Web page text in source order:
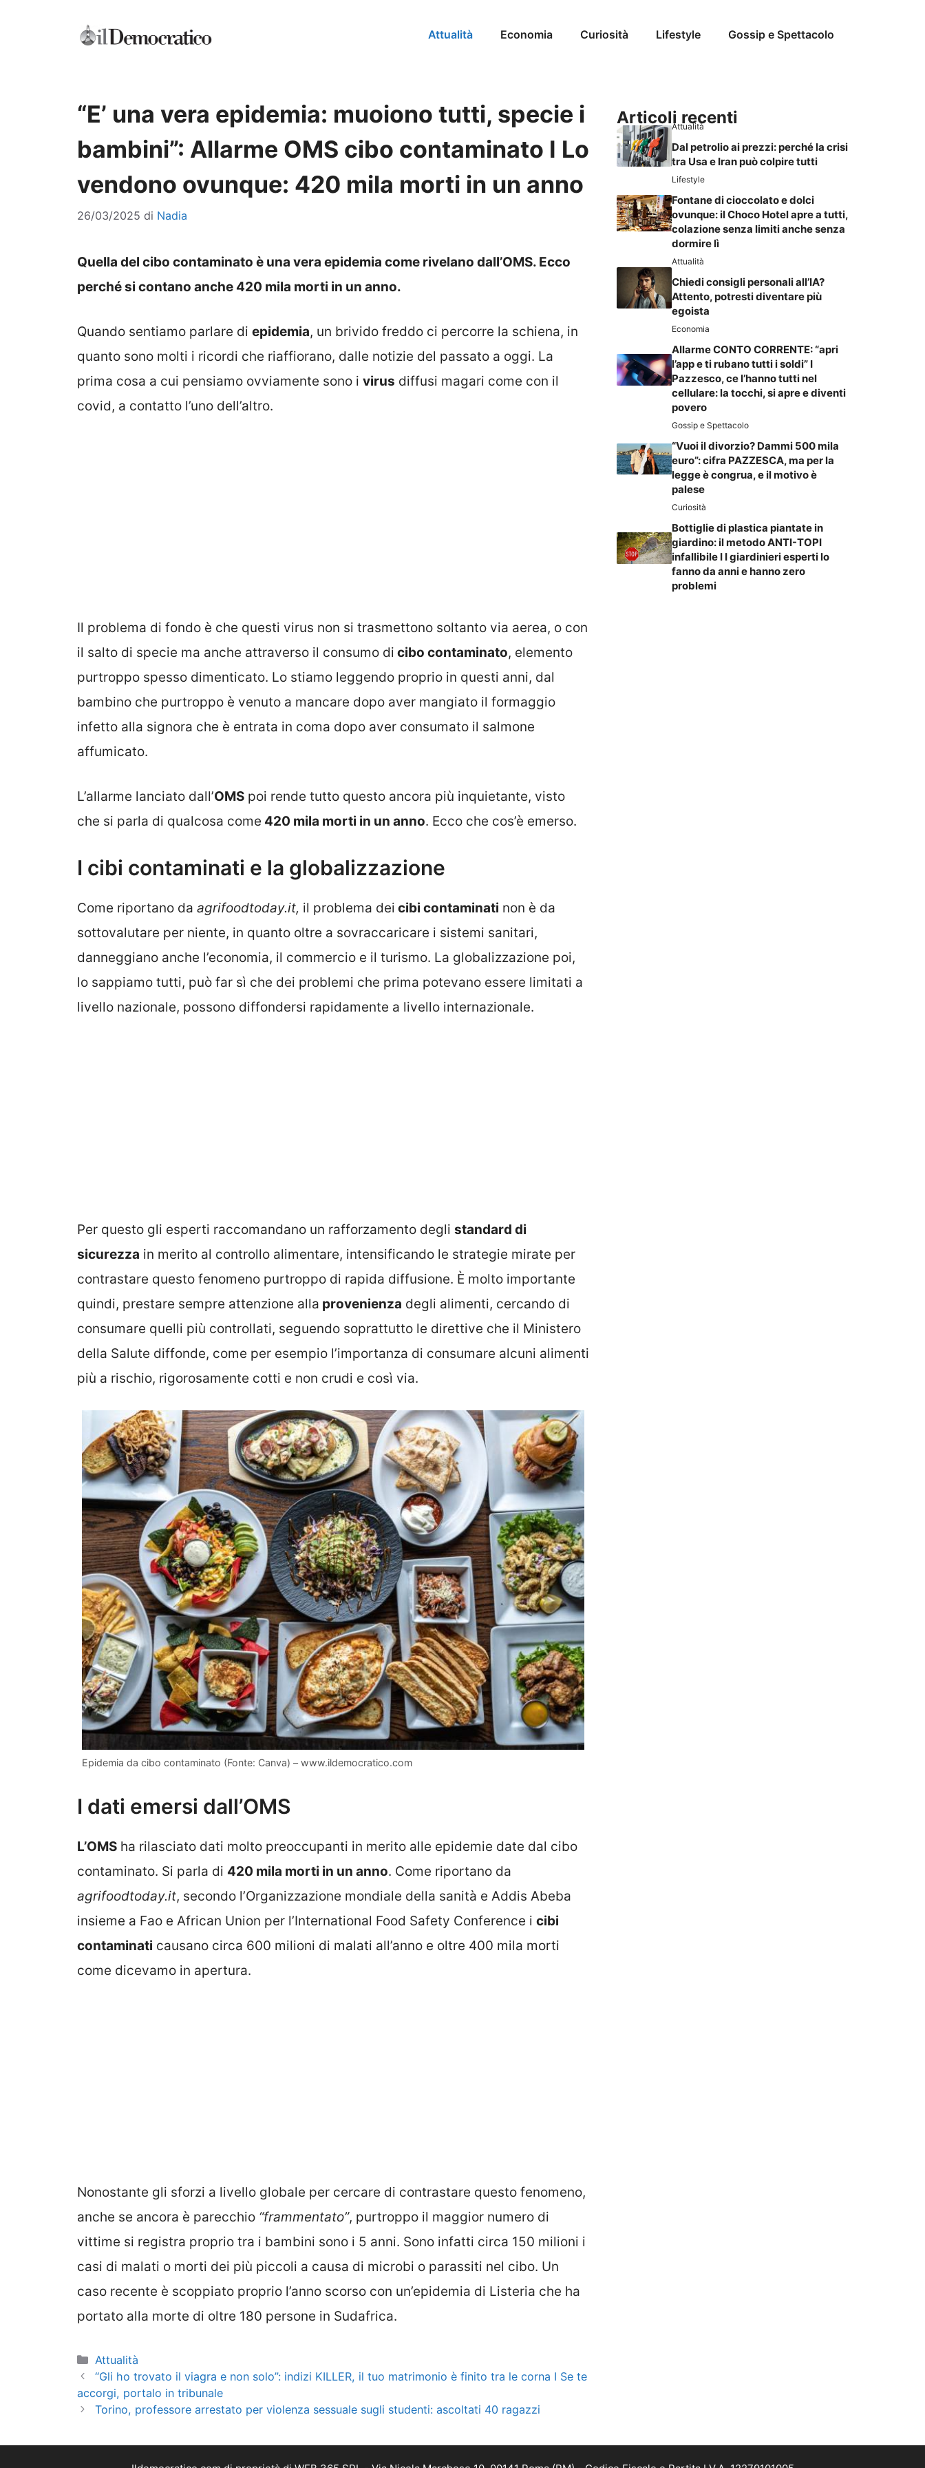
Attualità Economia Curiosità Lifestyle Gossip e Spettacolo
“E’ una vera epidemia: muoiono tutti, specie i
bambini”: Allarme OMS cibo contaminato I Lo
vendono ovunque: 420 mila morti in un anno
26/03/2025 di Nadia
Quella del cibo contaminato è una vera epidemia come rivelano dall’OMS. Ecco
perché si contano anche 420 mila morti in un anno.
Quando sentiamo parlare di epidemia, un brivido freddo ci percorre la schiena, in
quanto sono molti i ricordi che riaffiorano, dalle notizie del passato a oggi. La
prima cosa a cui pensiamo ovviamente sono i virus diffusi magari come con il
covid, a contatto l’uno dell’altro.
Il problema di fondo è che questi virus non si trasmettono soltanto via aerea, o con
il salto di specie ma anche attraverso il consumo di cibo contaminato, elemento
purtroppo spesso dimenticato. Lo stiamo leggendo proprio in questi anni, dal
bambino che purtroppo è venuto a mancare dopo aver mangiato il formaggio
infetto alla signora che è entrata in coma dopo aver consumato il salmone
affumicato.
L’allarme lanciato dall’OMS poi rende tutto questo ancora più inquietante, visto
che si parla di qualcosa come 420 mila morti in un anno. Ecco che cos’è emerso.
I cibi contaminati e la globalizzazione
Come riportano da agrifoodtoday.it, il problema dei cibi contaminati non è da
sottovalutare per niente, in quanto oltre a sovraccaricare i sistemi sanitari,
danneggiano anche l’economia, il commercio e il turismo. La globalizzazione poi,
lo sappiamo tutti, può far sì che dei problemi che prima potevano essere limitati a
livello nazionale, possono diffondersi rapidamente a livello internazionale.
Per questo gli esperti raccomandano un rafforzamento degli standard di
sicurezza in merito al controllo alimentare, intensificando le strategie mirate per
contrastare questo fenomeno purtroppo di rapida diffusione. È molto importante
quindi, prestare sempre attenzione alla provenienza degli alimenti, cercando di
consumare quelli più controllati, seguendo soprattutto le direttive che il Ministero
della Salute diffonde, come per esempio l’importanza di consumare alcuni alimenti
più a rischio, rigorosamente cotti e non crudi e così via.
Epidemia da cibo contaminato (Fonte: Canva) – www.ildemocratico.com
I dati emersi dall’OMS
L’OMS ha rilasciato dati molto preoccupanti in merito alle epidemie date dal cibo
contaminato. Si parla di 420 mila morti in un anno. Come riportano da
agrifoodtoday.it, secondo l’Organizzazione mondiale della sanità e Addis Abeba
insieme a Fao e African Union per l’International Food Safety Conference i cibi
contaminati causano circa 600 milioni di malati all’anno e oltre 400 mila morti
come dicevamo in apertura.
Nonostante gli sforzi a livello globale per cercare di contrastare questo fenomeno,
anche se ancora è parecchio “frammentato”, purtroppo il maggior numero di
vittime si registra proprio tra i bambini sono i 5 anni. Sono infatti circa 150 milioni i
casi di malati o morti dei più piccoli a causa di microbi o parassiti nel cibo. Un
caso recente è scoppiato proprio l’anno scorso con un’epidemia di Listeria che ha
portato alla morte di oltre 180 persone in Sudafrica.
Categorie
Attualità
“Gli ho trovato il viagra e non solo”: indizi KILLER, il tuo matrimonio è finito tra le corna I Se te
accorgi, portalo in tribunale
Torino, professore arrestato per violenza sessuale sugli studenti: ascoltati 40 ragazzi
Articoli recenti
Attualità
Dal petrolio ai prezzi: perché la crisi
tra Usa e Iran può colpire tutti
Lifestyle
Fontane di cioccolato e dolci
ovunque: il Choco Hotel apre a tutti,
colazione senza limiti anche senza
dormire lì
Attualità
Chiedi consigli personali all’IA?
Attento, potresti diventare più
egoista
Economia
Allarme CONTO CORRENTE: “apri
l’app e ti rubano tutti i soldi” I
Pazzesco, ce l’hanno tutti nel
cellulare: la tocchi, si apre e diventi
povero
Gossip e Spettacolo
“Vuoi il divorzio? Dammi 500 mila
euro”: cifra PAZZESCA, ma per la
legge è congrua, e il motivo è
palese
Curiosità
Bottiglie di plastica piantate in
giardino: il metodo ANTI-TOPI
infallibile I I giardinieri esperti lo
fanno da anni e hanno zero
problemi